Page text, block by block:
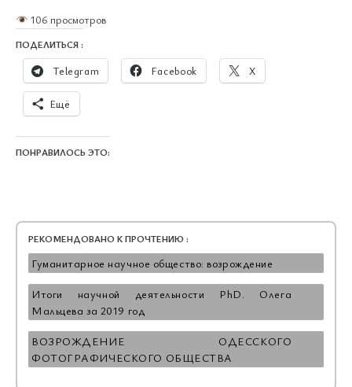
106 просмотров
ПОДЕЛИТЬСЯ :
Telegram Facebook X
Ещё
ПОНРАВИЛОСЬ ЭТО:
РЕКОМЕНДОВАНО К ПРОЧТЕНИЮ :
Гуманитарное научное общество: возрождение
Итоги научной деятельности PhD. Олега
Мальцева за 2019 год
ВОЗРОЖДЕНИЕ ОДЕССКОГО
ФОТОГРАФИЧЕСКОГО ОБЩЕСТВА